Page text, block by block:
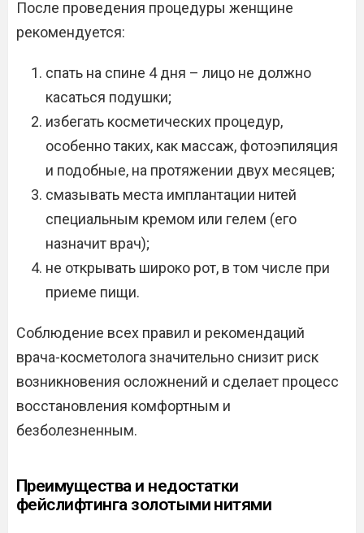
После проведения процедуры женщине
рекомендуется:
спать на спине 4 дня – лицо не должно
касаться подушки;
избегать косметических процедур,
особенно таких, как массаж, фотоэпиляция
и подобные, на протяжении двух месяцев;
смазывать места имплантации нитей
специальным кремом или гелем (его
назначит врач);
не открывать широко рот, в том числе при
приеме пищи.
Соблюдение всех правил и рекомендаций
врача-косметолога значительно снизит риск
возникновения осложнений и сделает процесс
восстановления комфортным и
безболезненным.
Преимущества и недостатки
фейслифтинга золотыми нитями